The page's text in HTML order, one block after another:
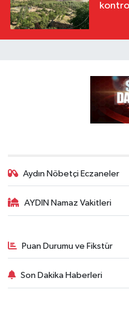
Aydın Nöbetçi Eczaneler
AYDIN Namaz Vakitleri
Puan Durumu ve Fikstür
Son Dakika Haberleri